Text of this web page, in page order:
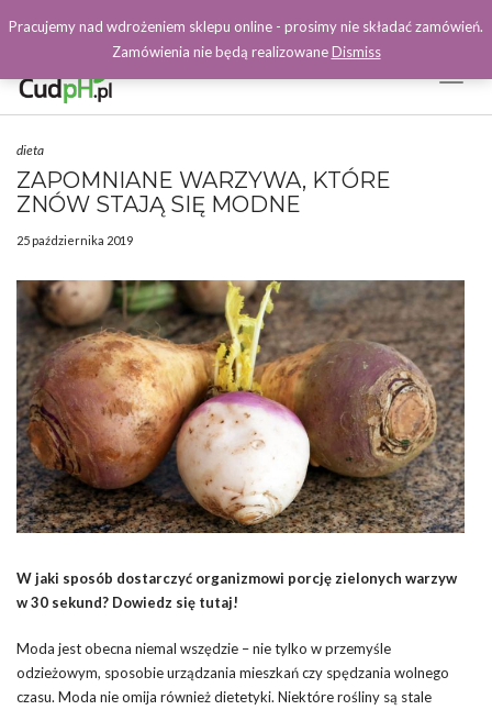
Facebook
dieta
ZAPOMNIANE WARZYWA, KTÓRE
ZNÓW STAJĄ SIĘ MODNE
25 października 2019
W jaki sposób dostarczyć organizmowi porcję zielonych warzyw
w 30 sekund? Dowiedz się tutaj!
Moda jest obecna niemal wszędzie – nie tylko w przemyśle
odzieżowym, sposobie urządzania mieszkań czy spędzania wolnego
czasu. Moda nie omija również dietetyki. Niektóre rośliny są stale
Pracujemy nad wdrożeniem sklepu online - prosimy nie składać zamówień.
Zamówienia nie będą realizowaneDismiss